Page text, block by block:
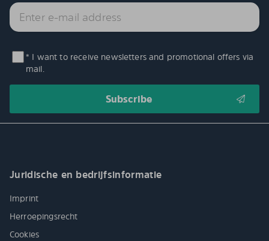
* I want to receive newsletters and promotional offers via
mail.
Juridische en bedrijfsinformatie
Imprint
Herroepingsrecht
Cookies